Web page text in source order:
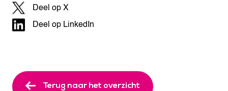
Deel op X
Deel op LinkedIn
Terug naar het overzicht